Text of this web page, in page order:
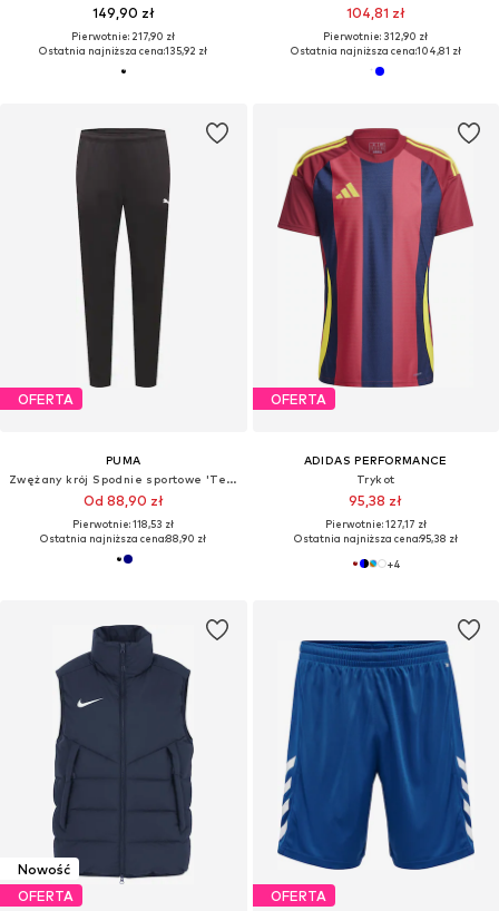
149,90 zł
Pierwotnie: 217,90 zł
Ostatnia najniższa cena:135,92 zł
104,81 zł
Pierwotnie: 312,90 zł
Ostatnia najniższa cena:104,81 zł
OFERTA
PUMA
Zwężany krój Spodnie sportowe 'TeamRise'
Od 88,90 zł
Pierwotnie: 118,53 zł
Ostatnia najniższa cena:88,90 zł
OFERTA
ADIDAS PERFORMANCE
Trykot
95,38 zł
Pierwotnie: 127,17 zł
Ostatnia najniższa cena:95,38 zł
+4
Nowość
OFERTA
OFERTA